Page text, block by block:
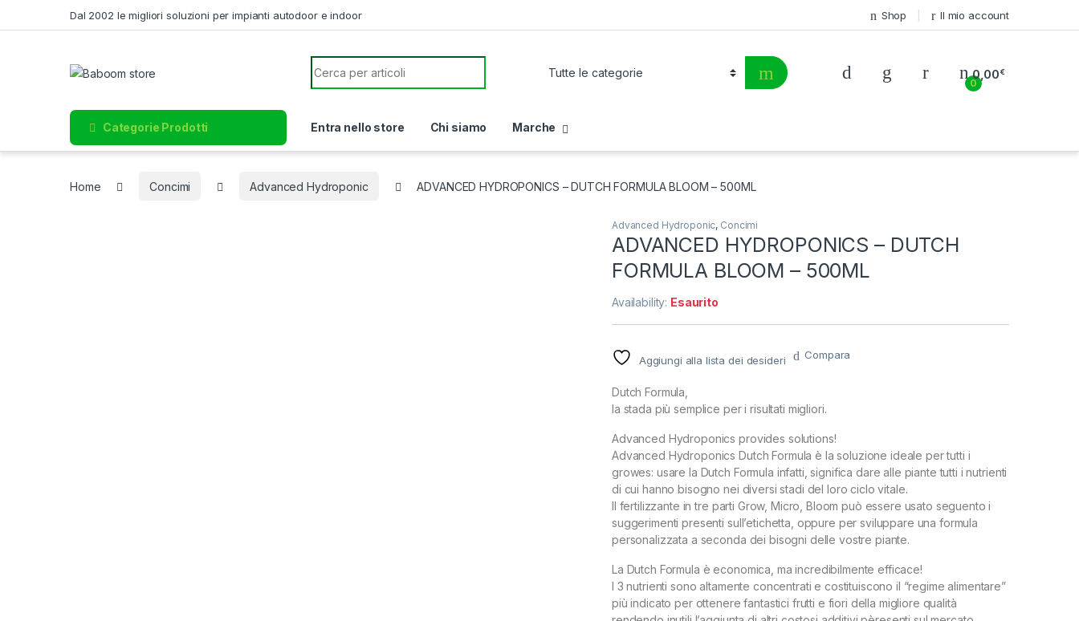
Dal 2002 le migliori soluzioni per impianti autodoor e indoor Shop Il mio account
Search for:
0
0,00€
Categorie Prodotti Entra nello store Chi siamo Marche
Home Concimi Advanced Hydroponic ADVANCED HYDROPONICS – DUTCH FORMULA BLOOM – 500ML
Advanced Hydroponic, Concimi
ADVANCED HYDROPONICS – DUTCH
FORMULA BLOOM – 500ML
Availability: Esaurito
Aggiungi alla lista dei desideri Compara
Dutch Formula,
la stada più semplice per i risultati migliori.
Advanced Hydroponics provides solutions!
Advanced Hydroponics Dutch Formula è la soluzione ideale per tutti i
growes: usare la Dutch Formula infatti, significa dare alle piante tutti i nutrienti
di cui hanno bisogno nei diversi stadi del loro ciclo vitale.
Il fertilizzante in tre parti Grow, Micro, Bloom può essere usato seguento i
suggerimenti presenti sull’etichetta, oppure per sviluppare una formula
personalizzata a seconda dei bisogni delle vostre piante.
La Dutch Formula è economica, ma incredibilmente efficace!
I 3 nutrienti sono altamente concentrati e costituiscono il “regime alimentare”
più indicato per ottenere fantastici frutti e fiori della migliore qualità